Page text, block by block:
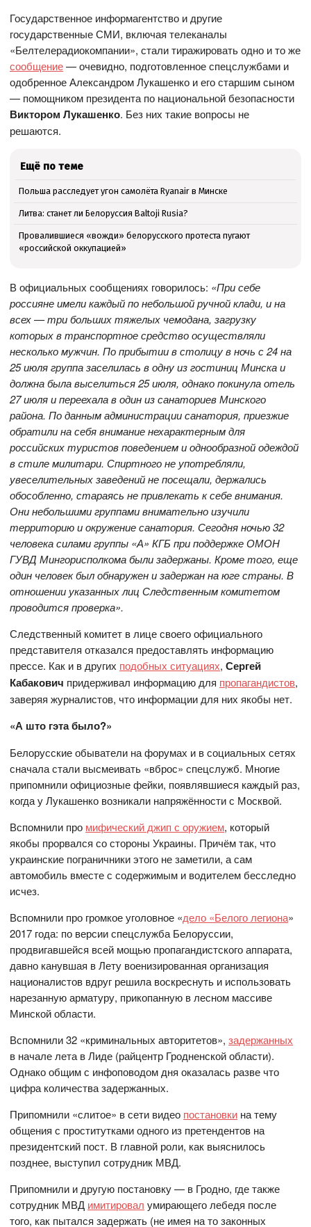
Государственное информагентство и другие
государственные СМИ, включая телеканалы
«Белтелерадиокомпании», стали тиражировать одно и то же
сообщение— очевидно, подготовленное спецслужбами и
одобренное Александром Лукашенко и его старшим сыном
— помощником президента по национальной безопасности
Виктором Лукашенко. Без них такие вопросы не
решаются.
Ещё по теме
Польша расследует угон самолёта Ryanair в Минске
Литва: станет ли Белоруссия Baltoji Rusia?
Провалившиеся «вожди» белорусского протеста пугают
«российской оккупацией»
В официальных сообщениях говорилось: «При себе
россияне имели каждый по небольшой ручной клади, и на
всех — три больших тяжелых чемодана, загрузку
которых в транспортное средство осуществляли
несколько мужчин. По прибытии в столицу в ночь с 24 на
25 июля группа заселилась в одну из гостиниц Минска и
должна была выселиться 25 июля, однако покинула отель
27 июля и переехала в один из санаториев Минского
района. По данным администрации санатория, приезжие
обратили на себя внимание нехарактерным для
российских туристов поведением и однообразной одеждой
в стиле милитари. Спиртного не употребляли,
увеселительных заведений не посещали, держались
обособленно, стараясь не привлекать к себе внимания.
Они небольшими группами внимательно изучили
территорию и окружение санатория. Сегодня ночью 32
человека силами группы «А» КГБ при поддержке ОМОН
ГУВД Мингорисполкома были задержаны. Кроме того, еще
один человек был обнаружен и задержан на юге страны. В
отношении указанных лиц Следственным комитетом
проводится проверка».
Следственный комитет в лице своего официального
представителя отказался предоставлять информацию
прессе. Как и в других подобных ситуациях,Сергей
Кабакович придерживал информацию для пропагандистов,
заверяя журналистов, что информации для них якобы нет.
«А што гэта было?»
Белорусские обыватели на форумах и в социальных сетях
сначала стали высмеивать «вброс» спецслужб. Многие
припомнили официозные фейки, появлявшиеся каждый раз,
когда у Лукашенко возникали напряжённости с Москвой.
Вспомнили про мифический джип с оружием, который
якобы прорвался со стороны Украины. Причём так, что
украинские пограничники этого не заметили, а сам
автомобиль вместе с содержимым и водителем бесследно
исчез.
Вспомнили про громкое уголовное «дело «Белого легиона»
2017 года: по версии спецслужба Белоруссии,
продвигавшейся всей мощью пропагандистского аппарата,
давно канувшая в Лету военизированная организация
националистов вдруг решила воскреснуть и использовать
нарезанную арматуру, прикопанную в лесном массиве
Минской области.
Вспомнили 32 «криминальных авторитетов»,задержанных
в начале лета в Лиде (райцентр Гродненской области).
Однако общим с инфоповодом дня оказалась разве что
цифра количества задержанных.
Припомнили «слитое» в сети видео постановки на тему
общения с проститутками одного из претендентов на
президентский пост. В главной роли, как выяснилось
позднее, выступил сотрудник МВД.
Припомнили и другую постановку — в Гродно, где также
сотрудник МВД имитировал умирающего лебедя после
того, как пытался задержать (не имея на то законных